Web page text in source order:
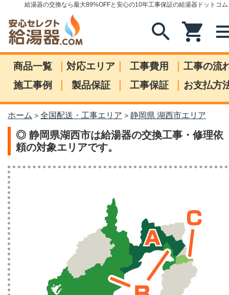
給湯器の交換なら最大89%OFFと安心の10年工事保証の給湯器ドットコム
search shopping_cart
商品一覧 | 対応エリア | 工事費用 | 工事の流
施工事例
| 製品保証 | 工事保証 | お支払方
ホーム > 全国配送・工事エリア > 静岡県 湖西市エリア
◎ 静岡県湖西市は給湯器の交換工事・修理依
頼の対象エリアです。